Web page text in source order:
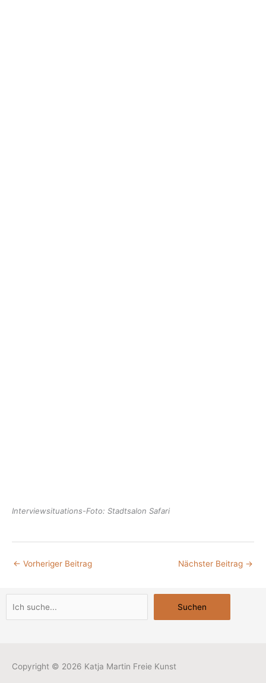
Interviewsituations-Foto: Stadtsalon Safari
← Vorheriger Beitrag Nächster Beitrag →
Suchen
Copyright © 2026 Katja Martin Freie Kunst